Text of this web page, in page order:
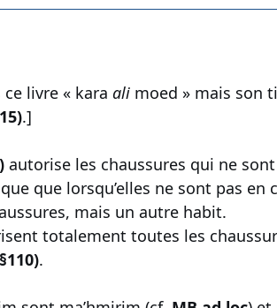
livre « kara alimoed » mais son
.]
autorise les chaussures qui ne
que lorsqu’elles ne sont pas
mais un autre habit.
totalement toutes les
.